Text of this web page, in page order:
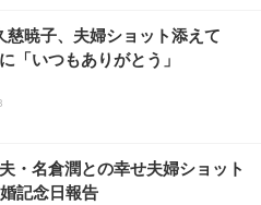
慈暁子、夫婦ショット添えて
「いつもありがとう」
・名倉潤との幸せ夫婦ショット
記念日報告